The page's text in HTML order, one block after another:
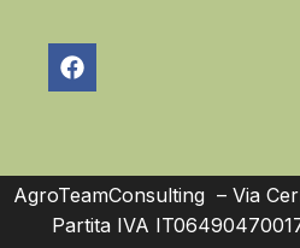
AgroTeamConsulting – Via
Partita IVA